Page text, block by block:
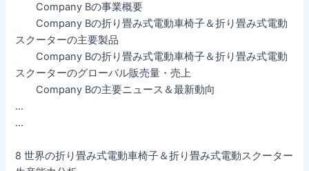
Company Bの事業概要
Company Bの折り畳み式電動車椅子＆折り畳み式電動
スクーターの主要製品
Company Bの折り畳み式電動車椅子＆折り畳み式電動
スクーターのグローバル販売量・売上
Company Bの主要ニュース＆最新動向
…
…
8 世界の折り畳み式電動車椅子＆折り畳み式電動スクーター